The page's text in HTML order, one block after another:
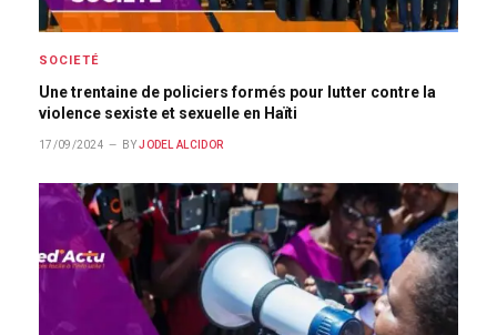
SOCIETÉ
Une trentaine de policiers formés pour lutter contre la
violence sexiste et sexuelle en Haïti
17/09/2024 BY JODEL ALCIDOR